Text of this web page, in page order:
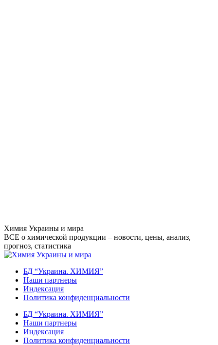
Перейти
к
содержанию
Химия Украины и мира
ВСЕ о химической продукции – новости, цены, анализ,
прогноз, статистика
БД “Украина. ХИМИЯ”
Наши партнеры
Индексация
Политика конфиденциальности
БД “Украина. ХИМИЯ”
Наши партнеры
Индексация
Политика конфиденциальности